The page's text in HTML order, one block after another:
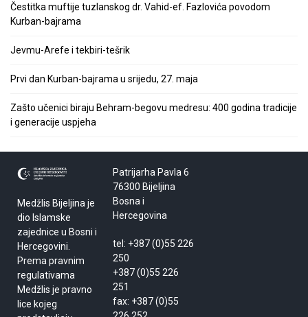
Čestitka muftije tuzlanskog dr. Vahid-ef. Fazlovića povodom
Kurban-bajrama
Jevmu-Arefe i tekbiri-tešrik
Prvi dan Kurban-bajrama u srijedu, 27. maja
Zašto učenici biraju Behram-begovu medresu: 400 godina tradicije
i generacije uspjeha
Medžlis Bijeljina je
dio Islamske
zajednice u Bosni i
Hercegovini.
Prema pravnim
regulativama
Medžlis je pravno
lice kojeg
Patrijarha Pavla 6
76300 Bijeljina
Bosna i
Hercegovina
tel: +387 (0)55 226
250
+387 (0)55 226
251
fax: +387 (0)55